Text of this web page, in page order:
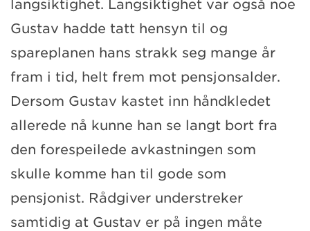
langsiktighet. Langsiktighet var også noe
Gustav hadde tatt hensyn til og
spareplanen hans strakk seg mange år
fram i tid, helt frem mot pensjonsalder.
Dersom Gustav kastet inn håndkledet
allerede nå kunne han se langt bort fra
den forespeilede avkastningen som
skulle komme han til gode som
pensjonist. Rådgiver understreker
samtidig at Gustav er på ingen måte